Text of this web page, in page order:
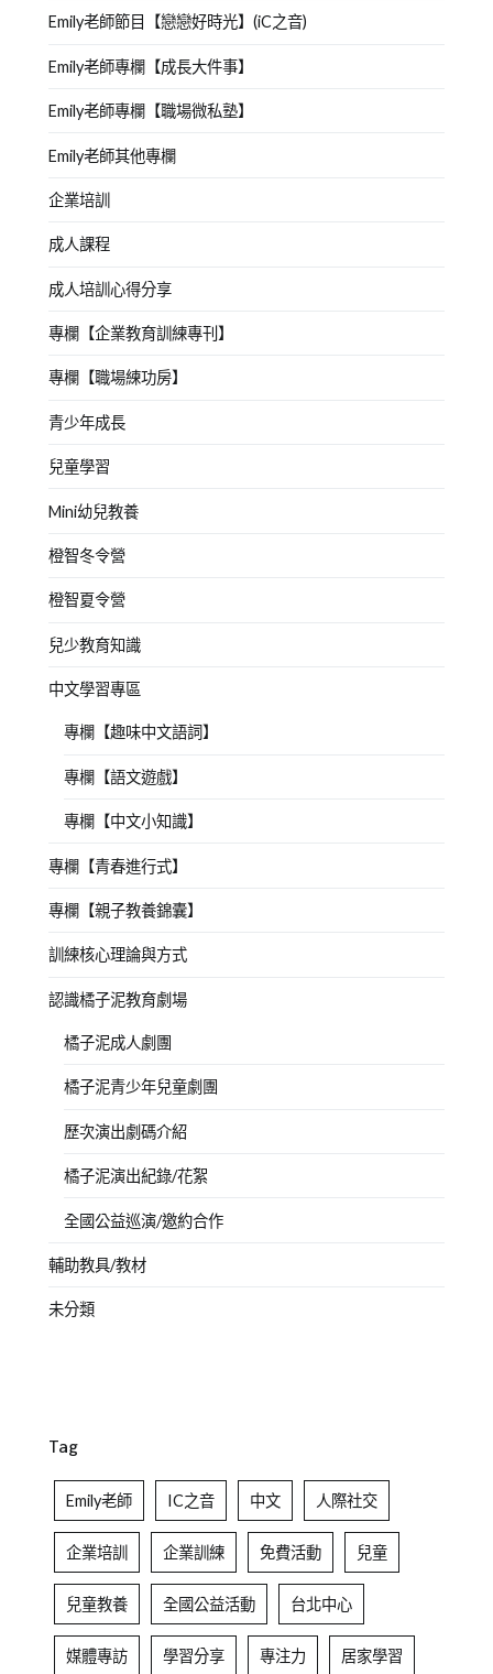
Emily老師節目【戀戀好時光】(iC之音)
Emily老師專欄【成長大件事】
Emily老師專欄【職場微私塾】
Emily老師其他專欄
企業培訓
成人課程
成人培訓心得分享
專欄【企業教育訓練專刊】
專欄【職場練功房】
青少年成長
兒童學習
Mini幼兒教養
橙智冬令營
橙智夏令營
兒少教育知識
中文學習專區
專欄【趣味中文語詞】
專欄【語文遊戲】
專欄【中文小知識】
專欄【青春進行式】
專欄【親子教養錦囊】
訓練核心理論與方式
認識橘子泥教育劇場
橘子泥成人劇團
橘子泥青少年兒童劇團
歷次演出劇碼介紹
橘子泥演出紀錄/花絮
全國公益巡演/邀約合作
輔助教具/教材
未分類
Tag
Emily老師 IC之音 中文 人際社交
企業培訓 企業訓練 免費活動 兒童
兒童教養 全國公益活動 台北中心
媒體專訪 學習分享 專注力 居家學習